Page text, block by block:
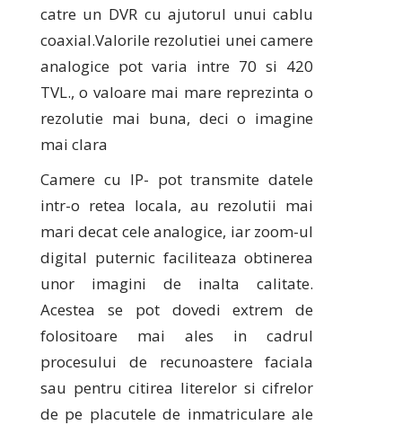
catre un DVR cu ajutorul unui cablu
coaxial.Valorile rezolutiei unei camere
analogice pot varia intre 70 si 420
TVL., o valoare mai mare reprezinta o
rezolutie mai buna, deci o imagine
mai clara
Camere cu IP- pot transmite datele
intr-o retea locala, au rezolutii mai
mari decat cele analogice, iar zoom-ul
digital puternic faciliteaza obtinerea
unor imagini de inalta calitate.
Acestea se pot dovedi extrem de
folositoare mai ales in cadrul
procesului de recunoastere faciala
sau pentru citirea literelor si cifrelor
de pe placutele de inmatriculare ale